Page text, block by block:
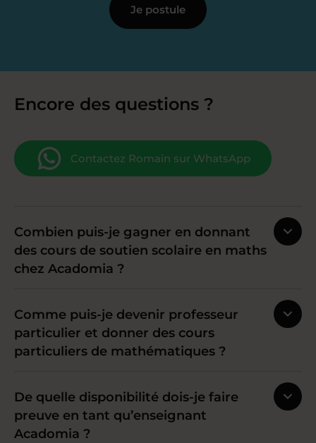
Je postule
Encore des questions ?
Contactez Romain sur WhatsApp
Combien puis-je gagner en donnant
des cours de soutien scolaire en maths
chez Acadomia ?
Comme puis-je devenir professeur
particulier et donner des cours
particuliers de mathématiques ?
De quelle disponibilité dois-je faire
preuve en tant qu’enseignant
Acadomia ?